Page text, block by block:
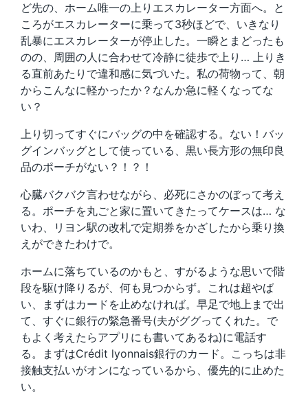
ど先の、ホーム唯一の上りエスカレーター方面へ。と
ころがエスカレーターに乗って3秒ほどで、いきなり
乱暴にエスカレーターが停止した。一瞬とまどったも
のの、周囲の人に合わせて冷静に徒歩で上り… 上りき
る直前あたりで違和感に気づいた。私の荷物って、朝
からこんなに軽かったか？なんか急に軽くなってな
い？
上り切ってすぐにバッグの中を確認する。ない！バッ
グインバッグとして使っている、黒い長方形の無印良
品のポーチがない？！？！
心臓バクバク言わせながら、必死にさかのぼって考え
る。ポーチを丸ごと家に置いてきたってケースは… な
いわ、リヨン駅の改札で定期券をかざしたから乗り換
えができたわけで。
ホームに落ちているのかもと、すがるような思いで階
段を駆け降りるが、何も見つからず。これは超やば
い、まずはカードを止めなければ。早足で地上まで出
て、すぐに銀行の緊急番号(夫がググってくれた。で
もよく考えたらアプリにも書いてあるね)に電話す
る。まずはCrédit lyonnais銀行のカード。こっちは非
接触支払いがオンになっているから、優先的に止めた
い。